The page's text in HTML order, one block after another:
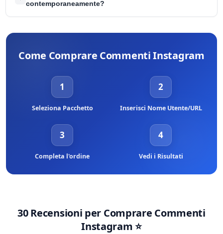
circostanze più rare, può richiedere fino a qualche ora.
contemporaneamente?
Come Comprare Commenti Instagram
1
Seleziona Pacchetto
2
Inserisci Nome Utente/URL
3
Completa l'ordine
4
Vedi i Risultati
30 Recensioni per Comprare Commenti
Instagram⭐